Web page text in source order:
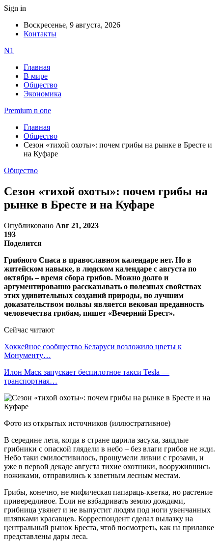
Sign in
Воскресенье, 9 августа, 2026
Контакты
N1
Главная
В мире
Общество
Экономика
Premium n one
Главная
Общество
Сезон «тихой охоты»: почем грибы на рынке в Бресте и
на Куфаре
Общество
Сезон «тихой охоты»: почем грибы на
рынке в Бресте и на Куфаре
Опубликовано Авг 21, 2023
193
Поделится
Грибного Спаса в православном календаре нет. Но в
житейском навыке, в людском календаре с августа по
октябрь – время сбора грибов. Можно долго и
аргументированно рассказывать о полезных свойствах
этих удивительных созданий природы, но лучшим
доказательством пользы является вековая преданность
человечества грибам, пишет «Вечерний Брест».
Сейчас читают
Хоккейное сообщество Беларуси возложило цветы к
Монументу…
Илон Маск запускает беспилотное такси Tesla —
транспортная…
Фото из открытых источников (иллюстративное)
В середине лета, когда в стране царила засуха, заядлые
грибники с опаской глядели в небо – без влаги грибов не жди.
Небо таки смилостивилось, прошумели ливни с грозами, и
уже в первой декаде августа тихие охотники, вооружившись
ножиками, отправились к заветным лесным местам.
Грибы, конечно, не мифическая папараць-кветка, но растение
привередливое. Если не взбадривать землю дождями,
грибница увянет и не выпустит людям под ноги увенчанных
шляпками красавцев. Корреспондент сделал вылазку на
центральный рынок Бреста, чтоб посмотреть, как на прилавке
представлены дары леса.